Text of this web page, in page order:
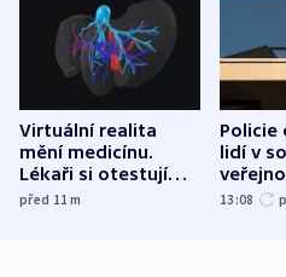
Virtuální realita
mění medicínu.
Lékaři si otestují
každý řez, říká
před 11m
Policie
lidí v
Správy
13:08